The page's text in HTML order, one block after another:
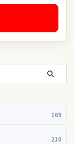
169
210